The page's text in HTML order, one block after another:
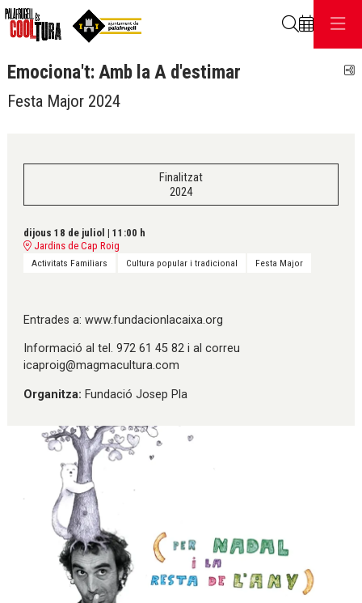
Emociona't: Amb la A d'estimar
Festa Major 2024
Finalitzat
2024
dijous 18 de juliol | 11:00 h
Jardins de Cap Roig
Activitats Familiars Cultura popular i tradicional Festa Major
Entrades a: www.fundacionlacaixa.org
Informació al tel. 972 61 45 82 i al correu
icaproig@magmacultura.com
Organitza: Fundació Josep Pla